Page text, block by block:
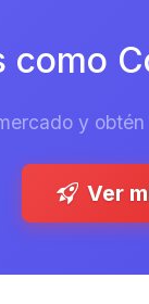
y
Ver